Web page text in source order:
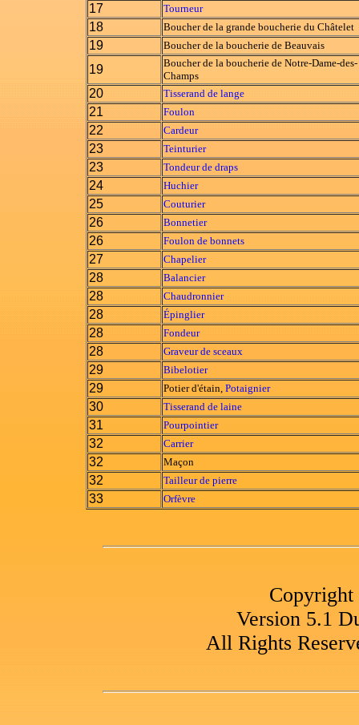
17 Tourneur
18 Boucher de la grande boucherie du Châtelet
19 Boucher de la boucherie de Beauvais
19
Boucher de la boucherie de Notre-Dame-des-
Champs
20 Tisserand de lange
21 Foulon
22 Cardeur
23 Teinturier
23 Tondeur de draps
24 Huchier
25 Couturier
26 Bonnetier
26 Foulon de bonnets
27 Chapelier
28 Balancier
28 Chaudronnier
28 Épinglier
28 Fondeur
28 Graveur de sceaux
29 Bibelotier
29 Potier d'étain, Potaignier
30 Tisserand de laine
31 Pourpointier
32 Carrier
32 Maçon
32 Tailleur de pierre
33 Orfèvre
Version 5.1
All Rights